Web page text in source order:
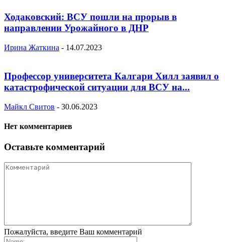
Ходаковский: ВСУ пошли на прорыв в
направлении Урожайного в ДНР
Ирина Жаткина - 14.07.2023
Профессор университета Калгари Хилл заявил о
катастрофической ситуации для ВСУ на...
Майкл Свитов - 30.06.2023
Нет комментариев
Оставьте комментарий
Пожалуйста, введите Ваш комментарий